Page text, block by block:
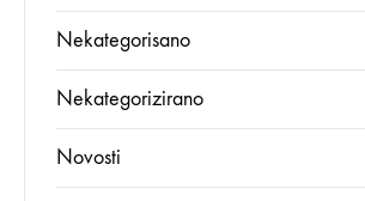
Nekategorisano
Nekategorizirano
Novosti